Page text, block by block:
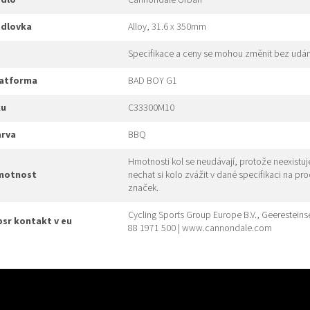
Alloy, 31.6 x 350mm
Specifikace a ceny se mohou změnit bez
BAD BOY G1
C33300M10
BBQ
Hmotnosti kol se neudávají, protože
nechat si kolo zvážit v dané specifikaci na
značek.
kontakt v eu
Cycling Sports Group Europe B.V.,
88 1971 500 | www.cannondale.com